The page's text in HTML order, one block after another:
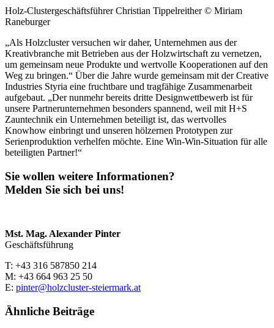
Holz-Clustergeschäftsführer Christian Tippelreither © Miriam
Raneburger
„Als Holzcluster versuchen wir daher, Unternehmen aus der
Kreativbranche mit Betrieben aus der Holzwirtschaft zu vernetzen,
um gemeinsam neue Produkte und wertvolle Kooperationen auf den
Weg zu bringen.“ Über die Jahre wurde gemeinsam mit der Creative
Industries Styria eine fruchtbare und tragfähige Zusammenarbeit
aufgebaut. „Der nunmehr bereits dritte Designwettbewerb ist für
unsere Partnerunternehmen besonders spannend, weil mit H+S
Zauntechnik ein Unternehmen beteiligt ist, das wertvolles
Knowhow einbringt und unseren hölzernen Prototypen zur
Serienproduktion verhelfen möchte. Eine Win-Win-Situation für alle
beteiligten Partner!“
Sie wollen weitere Informationen?
Melden Sie sich bei uns!
Mst. Mag. Alexander Pinter
Geschäftsführung
T: +43 316 587850 214
M: +43 664 963 25 50
E: pinter@holzcluster-steiermark.at
Ähnliche Beiträge